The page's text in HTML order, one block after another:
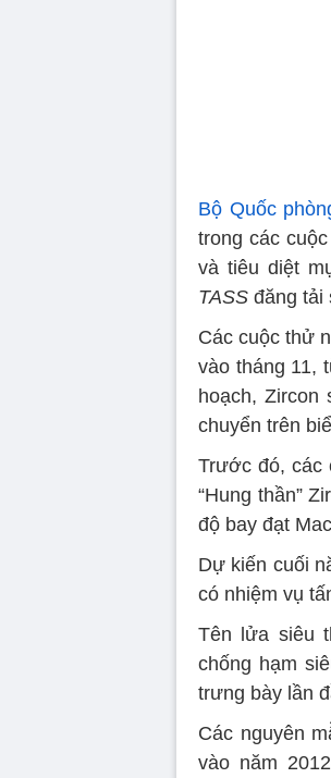
Bộ Quốc
trong các
và tiêu diệt
TASS đăng tải
Các cuộc thử
vào tháng 11,
hoạch, Zircon
chuyển trên
Trước đó, các
“Hung thần”
độ bay đạt
Dự kiến ​​cuối
có nhiệm vụ
Tên lửa siêu
chống hạm
trưng bày lần
Các nguyên
vào năm